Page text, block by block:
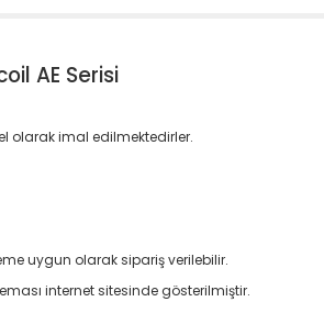
AE Serisi
olarak imal edilmektedirler.
uygun olarak sipariş verilebilir.
internet sitesinde gösterilmiştir.